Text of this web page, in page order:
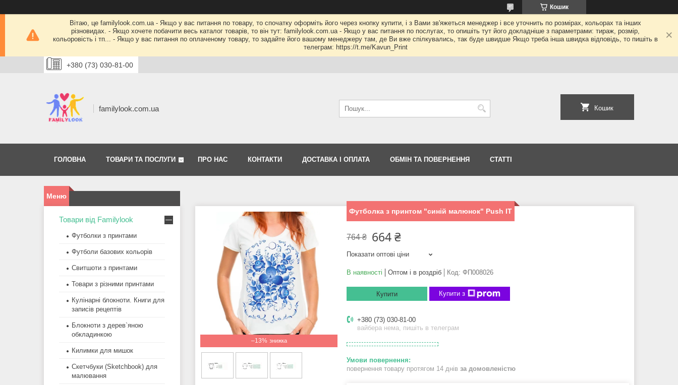
Кошик
Вітаю, це familylook.com.ua - Якщо у вас питання по товару, то спочатку оформіть його через кнопку купити, і з Вами зв'яжеться менеджер і все уточнить по розмірах, кольорах та інших
різновидах. - Якщо хочете побачити весь каталог товарів, то він тут: familylook.com.ua - Якщо у вас питання по послугах, то опишіть тут його докладніше з параметрами: тираж, розмір,
кольоровість і тп... - Якщо у вас питання по оплаченому товару, то задайте його вашому менеджеру там, де Ви вже спілкувались, так буде швидше Якщо треба інша швидка відповідь, то пишіть в
телеграм: https://t.me/Kavun_Print
+380 (73) 030-81-00
familylook.com.ua Кошик
ГОЛОВНА ТОВАРИ ТА ПОСЛУГИ ПРО НАС КОНТАКТИ ДОСТАВКА І ОПЛАТА ОБМІН ТА ПОВЕРНЕННЯ СТАТТІ
–13%
Футболка з принтом "синій малюнок" Push IT
764 ₴ 664 ₴
Показати оптові ціни
В наявності Оптом і в роздріб Код: ФП008026
Купити Купити з
+380 (73) 030-81-00
вайбера нема, пишіть в телеграм
повернення товару протягом 14 днів за домовленістю
Товари від Familylook
Футболки з принтами
Футболи базових кольорів
Свитшоти з принтами
Товари з різними принтами
Кулінарні блокноти. Книги для
записів рецептів
Блокноти з дерев`яною
обкладинкою
Килимки для мишок
Скетчбуки (Sketchbook) для
малювання